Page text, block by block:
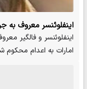
اینفلوئنسر معروف
اینفلوئنسر و فالگیر
امارات به اعدام محکوم